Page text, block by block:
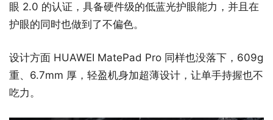
眼 2.0 的认证，具备硬件级的低蓝光护眼能力，并且在
护眼的同时也做到了不偏色。
设计方面 HUAWEI MatePad Pro 同样也没落下，609g
重、6.7mm 厚，轻盈机身加超薄设计，让单手持握也不
吃力。